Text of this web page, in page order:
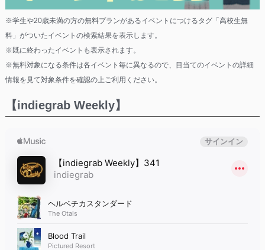
※学生や20歳未満の方の無料プランがあるイベントにつけるタグ「高校生無
料」がついたイベントの検索結果を表示します。
※既に終わったイベントも表示されます。
※無料対象になる条件は各イベント毎に異なるので、目当てのイベントの詳細
情報を見て対象条件を確認の上ご利用ください。
【indiegrab Weekly】